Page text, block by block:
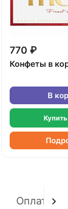
770 ₽
Конфеты в
В
Оплата